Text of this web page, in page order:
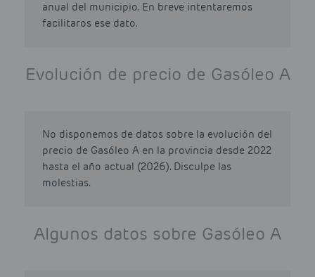
anual del municipio. En breve intentaremos
facilitaros ese dato.
Evolución de precio de Gasóleo A
No disponemos de datos sobre la evolución del
precio de Gasóleo A en la provincia desde 2022
hasta el año actual (2026). Disculpe las
molestias.
Algunos datos sobre Gasóleo A